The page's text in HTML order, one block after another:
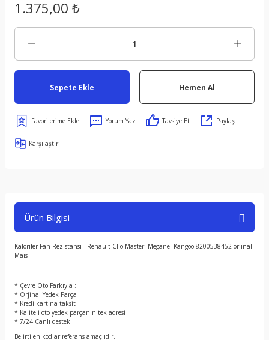
1.375,00 ₺
Sepete Ekle Hemen Al
Yorum Yaz Tavsiye Et Paylaş
Karşılaştır
Ürün Bilgisi
Kalorifer Fan Rezistansı - Renault Clio Master Megane Kangoo 8200538452 orjinal
Mais
* Çevre Oto Farkıyla ;
* Orjinal Yedek Parça
* Kredi kartına taksit
* Kaliteli oto yedek parçanın tek adresi
* 7/24 Canlı destek
Belirtilen kodlar referans amaçlıdır.